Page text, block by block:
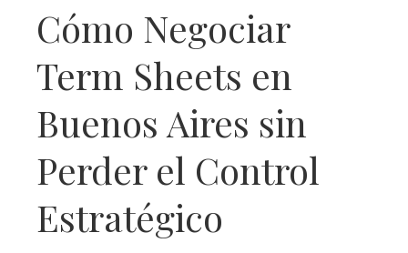
Cómo Negociar
Term Sheets en
Buenos Aires sin
Perder el Control
Estratégico